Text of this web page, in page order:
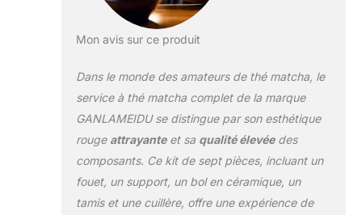
Mon avis sur ce produit
Dans le monde des amateurs de thé matcha, le
service à thé matcha complet de la marque
GANLAMEIDU se distingue par son esthétique
rouge attrayanteet sa qualité élevéedes
composants. Ce kit de sept pièces, incluant un
fouet, un support, un bol en céramique, un
tamis et une cuillère, offre une expérience de